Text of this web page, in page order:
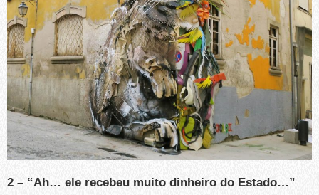
2 – “Ah… ele recebeu muito dinheiro do Estado…”